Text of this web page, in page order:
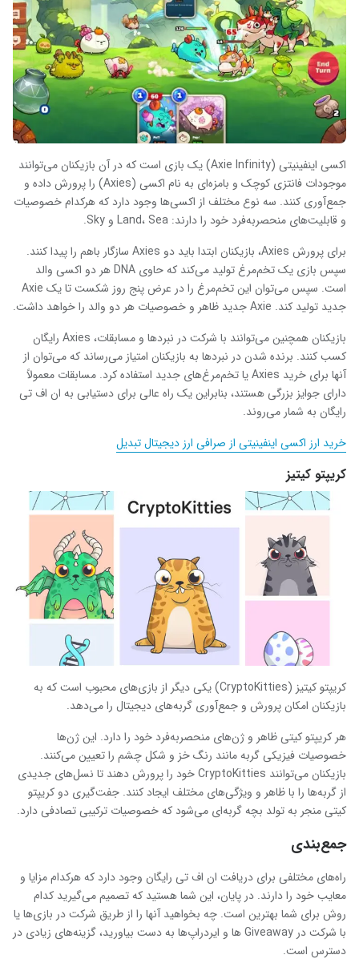
اکسی اینفینیتی (Axie Infinity) یک بازی است که در آن بازیکنان می‌توانند
موجودات فانتزی کوچک و بامزه‌ای به نام اکسی (Axies) را پرورش داده و
جمع‌آوری کنند. سه نوع مختلف از اکسی‌ها وجود دارد که هرکدام خصوصیات
و قابلیت‌های منحصربه‌فرد خود را دارند: Land، Sea و Sky.
برای پرورش Axies، بازیکنان ابتدا باید دو Axies سازگار باهم را پیدا کنند.
سپس بازی یک تخم‌مرغ تولید می‌کند که حاوی DNA هر دو اکسی والد
است. سپس می‌توان این تخم‌مرغ را در عرض پنج روز شکست تا یک Axie
جدید تولید کند. Axie جدید ظاهر و خصوصیات هر دو والد را خواهد داشت.
بازیکنان همچنین می‌توانند با شرکت در نبردها و مسابقات، Axies رایگان
کسب کنند. برنده شدن در نبردها به بازیکنان امتیاز می‌رساند که می‌توان از
آنها برای خرید Axies یا تخم‌مرغ‌های جدید استفاده کرد. مسابقات معمولاً
دارای جوایز بزرگی هستند، بنابراین یک راه عالی برای دستیابی به ان اف تی
رایگان به شمار می‌روند.
خرید ارز اکسی اینفینیتی از صرافی ارز دیجیتال تبدیل
کریپتو کیتیز
کریپتو کیتیز (CryptoKitties) یکی دیگر از بازی‌های محبوب است که به
بازیکنان امکان پرورش و جمع‌آوری گربه‌های دیجیتال را می‌دهد.
هر کریپتو کیتی ظاهر و ژن‌های منحصربه‌فرد خود را دارد. این ژن‌ها
خصوصیات فیزیکی گربه مانند رنگ خز و شکل چشم را تعیین می‌کنند.
بازیکنان می‌توانند CryptoKitties خود را پرورش دهند تا نسل‌های جدیدی
از گربه‌ها را با ظاهر و ویژگی‌های مختلف ایجاد کنند. جفت‌گیری دو کریپتو
کیتی منجر به تولد بچه گربه‌ای می‌شود که خصوصیات ترکیبی تصادفی دارد.
جمع‌بندی
راه‌های مختلفی برای دریافت ان اف تی رایگان وجود دارد که هرکدام مزایا و
معایب خود را دارند. در پایان، این شما هستید که تصمیم می‌گیرید کدام
روش برای شما بهترین است. چه بخواهید آنها را از طریق شرکت در بازی‌ها یا
با شرکت در Giveaway ها و ایردراپ‌ها به دست بیاورید، گزینه‌های زیادی در
دسترس است.